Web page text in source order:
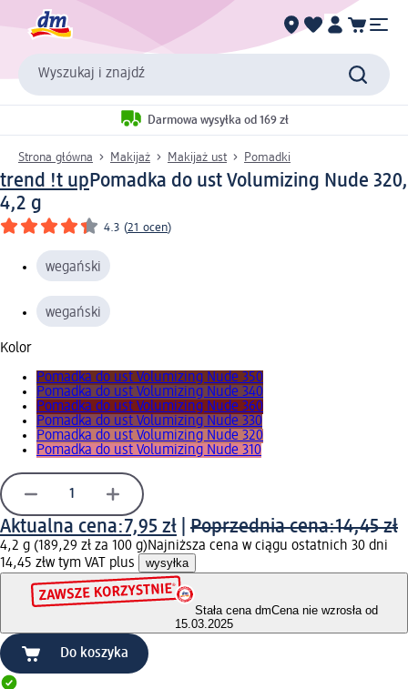
Wyszukaj i znajdź
Darmowa wysyłka od 169 zł
Strona główna Makijaż Makijaż ust Pomadki
trend !t upPomadka do ust Volumizing Nude 320,
4,2 g
4.3 (21 ocen)
wegański
wegański
Kolor
Pomadka do ust Volumizing Nude 350
Pomadka do ust Volumizing Nude 340
Pomadka do ust Volumizing Nude 360
Pomadka do ust Volumizing Nude 330
Pomadka do ust Volumizing Nude 320
Pomadka do ust Volumizing Nude 310
Aktualna cena:7,95 zł Poprzednia cena:14,45 zł
4,2 g (189,29 zł za 100 g)Najniższa cena w ciągu ostatnich 30 dni
14,45 złw tym VAT plus wysyłka
Stała cena dmCena nie wzrosła od
15.03.2025
Do koszyka